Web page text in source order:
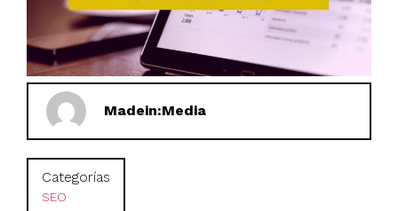
Madein:Media
Categorías
SEO